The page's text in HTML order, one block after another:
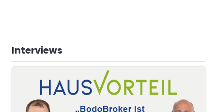
Interviews